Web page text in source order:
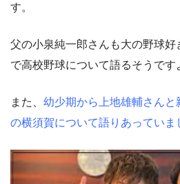
す。
父の小泉純一郎さんも大の野球
で高校野球について語るそうです
また、 幼少期から上地雄輔さん
の横須賀について語りあっていま